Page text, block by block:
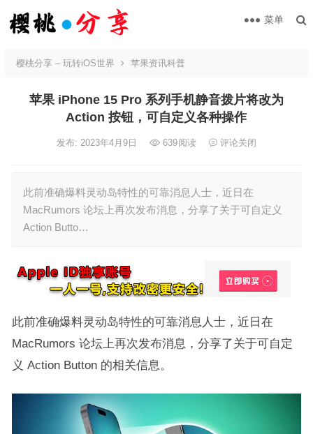
菜单
樱桃分享 – 玩转iOS世界 苹果资讯科普
苹果 iPhone 15 Pro 系列手机静音拨片将改为
Action 按钮，可自定义各种操作
发布: 2023年4月9日 639阅读 评论关闭
此前准确爆料灵动岛特性的可靠消息人士，近日在
MacRumors 论坛上再次发布消息，分享了关于可自定义
Action Butto…
此前准确爆料灵动岛特性的可靠消息人士，近日在
MacRumors 论坛上再次发布消息，分享了关于可自定
义 Action Button 的相关信息。